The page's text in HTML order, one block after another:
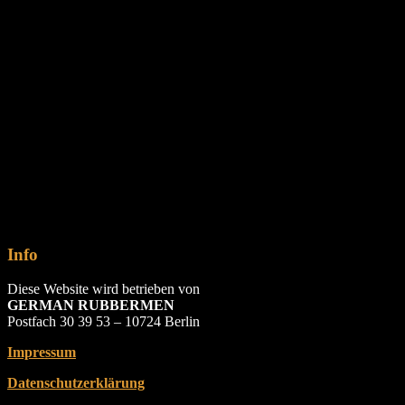
Info
Diese Website wird betrieben von
GERMAN RUBBERMEN
Postfach 30 39 53 – 10724 Berlin
Impressum
Datenschutzerklärung